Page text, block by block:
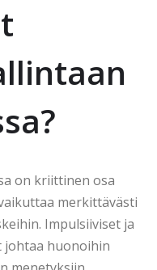
on kriittinen osa
merkittävästi
Impulsiiviset ja
johtaa huonoihin